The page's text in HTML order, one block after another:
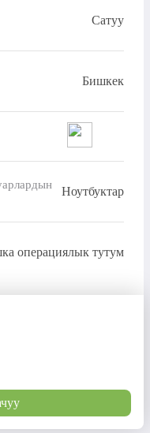
Сатуу
Бишкек
Ноутбуктар
операциялык тутум